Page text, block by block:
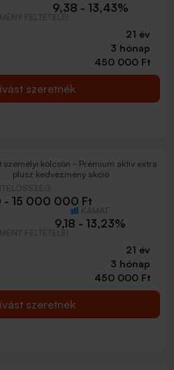
9,38 - 13,43%
21 év
3 hónap
450 000 Ft
szeretnék
személyi kölcsön - Prémium aktív extra
plusz kedvezmény akció
- 15 000 000 Ft
9,18 - 13,23%
21 év
3 hónap
450 000 Ft
szeretnék